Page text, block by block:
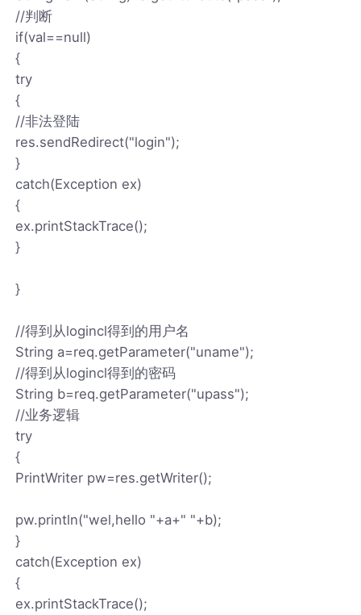
//判断
if(val==null)
{
try
{
//非法登陆
res.sendRedirect("login");
}
catch(Exception ex)
{
ex.printStackTrace();
}
}
//得到从logincl得到的用户名
String a=req.getParameter("uname");
//得到从logincl得到的密码
String b=req.getParameter("upass");
//业务逻辑
try
{
PrintWriter pw=res.getWriter();
pw.println("wel,hello "+a+" "+b);
}
catch(Exception ex)
{
ex.printStackTrace();